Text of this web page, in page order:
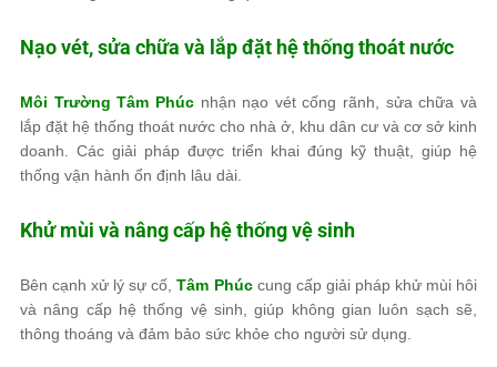
Nạo vét, sửa chữa và lắp đặt hệ thống thoát nước
Môi Trường Tâm Phúcnhận nạo vét cống rãnh, sửa chữa và
lắp đặt hệ thống thoát nước cho nhà ở, khu dân cư và cơ sở kinh
doanh. Các giải pháp được triển khai đúng kỹ thuật, giúp hệ
thống vận hành ổn định lâu dài.
Khử mùi và nâng cấp hệ thống vệ sinh
Bên cạnh xử lý sự cố,Tâm Phúccung cấp giải pháp khử mùi hôi
và nâng cấp hệ thống vệ sinh, giúp không gian luôn sạch sẽ,
thông thoáng và đảm bảo sức khỏe cho người sử dụng.